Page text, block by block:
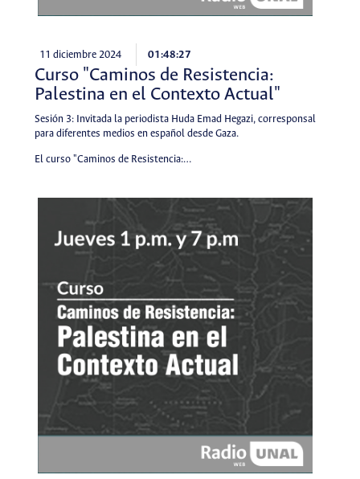
11 diciembre 2024 01:48:27
Curso "Caminos de Resistencia:
Palestina en el Contexto Actual"
Sesión 3: Invitada la periodista Huda Emad Hegazi, corresponsal
para diferentes medios en español desde Gaza.
El curso "Caminos de Resistencia:…